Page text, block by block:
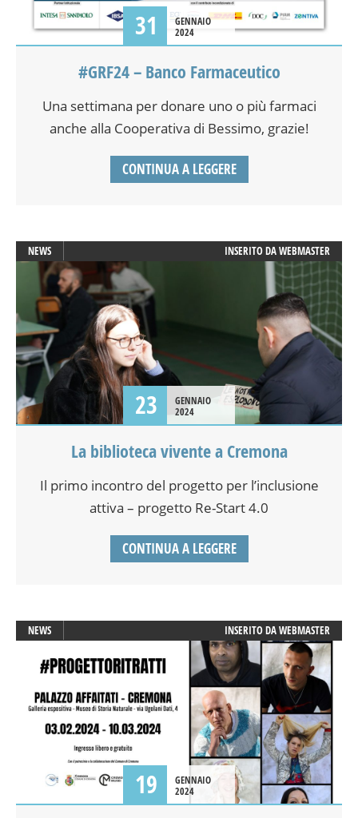
31
GENNAIO
2024
#GRF24 – Banco Farmaceutico
Una settimana per donare uno o più farmaci
anche alla Cooperativa di Bessimo, grazie!
CONTINUA A LEGGERE
NEWS INSERITO DAWEBMASTER
23
GENNAIO
2024
La biblioteca vivente a Cremona
Il primo incontro del progetto per l’inclusione
attiva – progetto Re-Start 4.0
CONTINUA A LEGGERE
NEWS INSERITO DAWEBMASTER
19
GENNAIO
2024